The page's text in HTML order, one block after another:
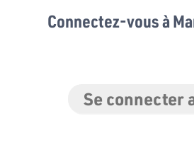
Connectez-vous à
Se connecter